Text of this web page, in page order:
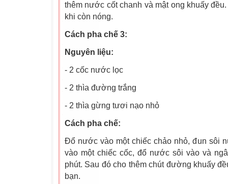
thêm nước cốt chanh và mật ong khuấy
khi còn nóng.
Cách pha chế 3:
Nguyên liệu:
- 2 cốc nước lọc
- 2 thìa đường trắng
- 2 thìa gừng tươi nạo nhỏ
Cách pha chế:
Đổ nước vào một chiếc chảo nhỏ, đun sôi
vào một chiếc cốc, đổ nước sôi vào và
phút. Sau đó cho thêm chút đường khuấy
bạn.